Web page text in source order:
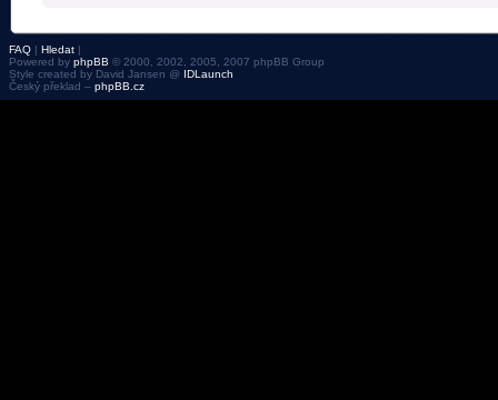
FAQ | Hledat |
Powered by phpBB © 2000, 2002, 2005, 2007 phpBB Group
Style created by David Jansen @ IDLaunch
Český překlad – phpBB.cz